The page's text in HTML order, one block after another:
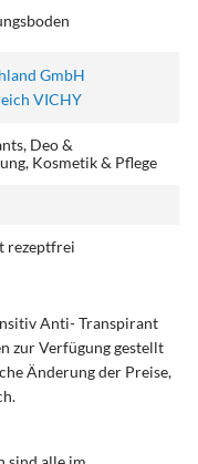
GmbH
VICHY
Deo &
Kosmetik & Pflege
rezeptfrei
Anti- Transpirant
zur Verfügung gestellt
Änderung der Preise,